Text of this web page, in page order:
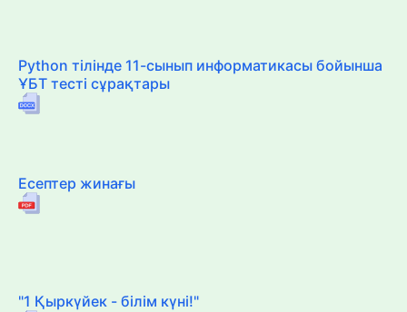
Python тілінде 11-сынып информатикасы бойынша
ҰБТ тесті сұрақтары
Есептер жинағы
"1 Қыркүйек - білім күні!"